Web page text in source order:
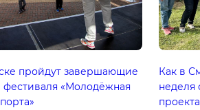
пройдут завершающие
«Молодёжная
Как в
неделя